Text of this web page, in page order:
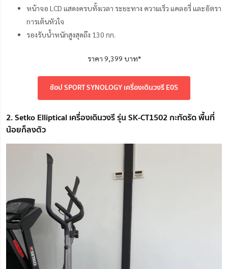
หน้าจอ LCD แสดงครบทั้งเวลา ระยะทาง ความเร็ว แคลอรี่ และอัตรา
การเต้นหัวใจ
รองรับน้ำหนักสูงสุดถึง 130 กก.
ราคา 9,399 บาท*
ช้อป SPORT SYNOLOGY เครื่องเดินวงรี E05
2. Setko Elliptical เครื่องเดินวงรี รุ่น SK-CT1502 กะทัดรัด พื้นที่
น้อยก็ลงตัว